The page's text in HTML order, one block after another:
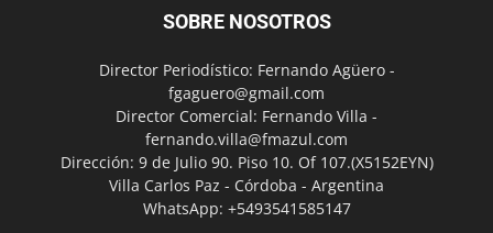
SOBRE NOSOTROS
Director Periodístico: Fernando Agüero -
fgaguero@gmail.com
Director Comercial: Fernando Villa -
fernando.villa@fmazul.com
Dirección: 9 de Julio 90. Piso 10. Of 107.(X5152EYN)
Villa Carlos Paz - Córdoba - Argentina
WhatsApp: +5493541585147